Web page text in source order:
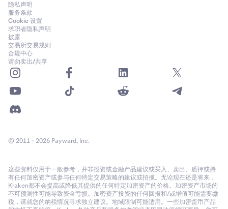
隐私声明
服务条款
Cookie 设置
求职者隐私声明
披露
交易所交易规则
合规中心
请勿卖出/共享
© 2011 - 2026 Payward, Inc.
这些资料仅用于一般参考，并非投资或金融产品建议或买入、卖出、质押或持
有任何加密资产或参与任何特定交易策略的建议或招揽。无论现在还是将来，
Kraken都不会提高或降低其提供的任何特定加密资产的价格。加密资产市场的
不可预测性可能导致资金亏损。加密资产投资的任何回报和/或增值可能需要缴
税，请就您的纳税情况寻求独立建议。地域限制可能适用。一些加密货币产品